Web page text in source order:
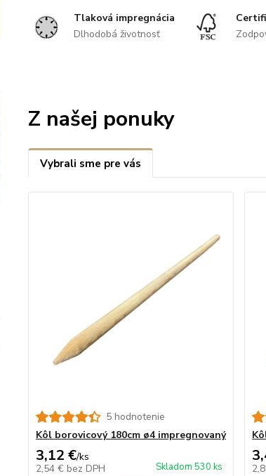
Tlaková impregnácia
Dlhodobá životnosť
Z našej ponuky
Vybrali sme pre vás
5 hodnotenie
Kôl borovicový 180cm ø4 impregnovaný
3,12 €/ks
2,54 € bez DPH Skladom 530 ks